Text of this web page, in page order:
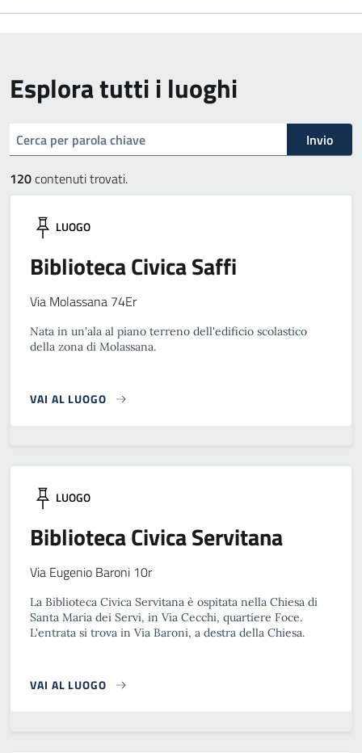
Esplora tutti i luoghi
cerca Invio
120contenuti trovati.
LUOGO
Biblioteca Civica Saffi
Via Molassana 74Er
Nata in un'ala al piano terreno dell'edificio scolastico
della zona di Molassana.
VAI AL LUOGO
LUOGO
Biblioteca Civica Servitana
Via Eugenio Baroni 10r
La Biblioteca Civica Servitana è ospitata nella Chiesa di
Santa Maria dei Servi, in Via Cecchi, quartiere Foce.
L'entrata si trova in Via Baroni, a destra della Chiesa.
VAI AL LUOGO